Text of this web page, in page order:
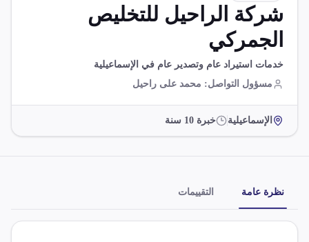
شركة الراحيل للتخليص
الجمركي
خدمات استيراد عام وتصدير عام في الإسماعيلية
مسؤول التواصل: محمد على راحيل
الإسماعيلية خبرة 10 سنة
نظرة عامة التقييمات